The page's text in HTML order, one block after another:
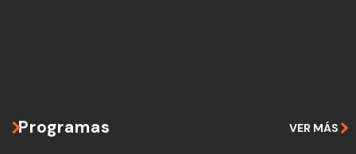
Programas VER MÁS